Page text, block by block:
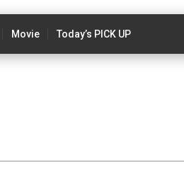
Movie Today’s PICK UP